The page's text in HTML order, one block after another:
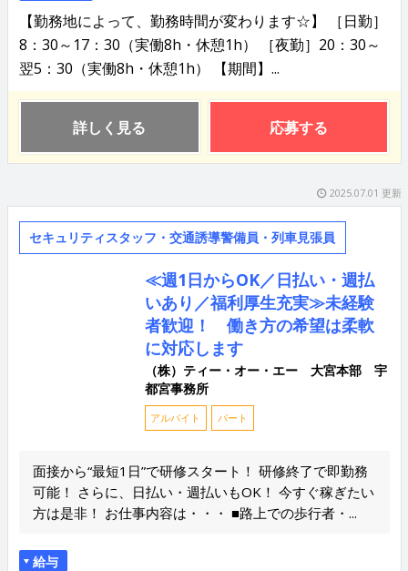
【勤務地によって、勤務時間が変わります☆】 ［日勤］
8：30～17：30（実働8h・休憩1h） ［夜勤］20：30～
翌5：30（実働8h・休憩1h） 【期間】...
詳しく見る 応募する
2025.07.01 更新
セキュリティスタッフ・交通誘導警備員・列車見張員
≪週1日からOK／日払い・週払
いあり／福利厚生充実≫未経験
者歓迎！ 働き方の希望は柔軟
に対応します
（株）ティー・オー・エー 大宮本部 宇
都宮事務所
アルバイト パート
面接から“最短1日”で研修スタート！ 研修終了で即勤務
可能！ さらに、日払い・週払いもOK！ 今すぐ稼ぎたい
方は是非！ お仕事内容は・・・ ■路上での歩行者・...
給与